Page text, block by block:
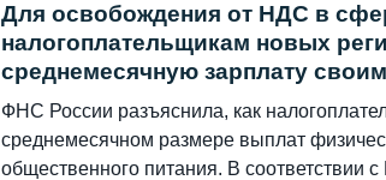
Для освобождения от НДС в
налогоплательщикам новых
среднемесячную зарплату
ФНС России разъяснила, как
среднемесячном размере выплат
общественного питания. В соответствии